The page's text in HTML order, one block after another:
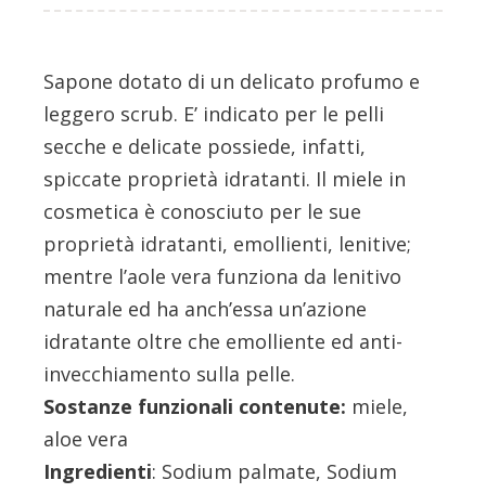
Sapone dotato di un delicato profumo e
leggero scrub. E’ indicato per le pelli
secche e delicate possiede, infatti,
spiccate proprietà idratanti. Il miele in
cosmetica è conosciuto per le sue
proprietà idratanti, emollienti, lenitive;
mentre l’aole vera funziona da lenitivo
naturale ed ha anch’essa un’azione
idratante oltre che emolliente ed anti-
invecchiamento sulla pelle.
Sostanze funzionali contenute: miele,
aloe vera
Ingredienti: Sodium palmate, Sodium